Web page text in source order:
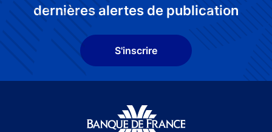
dernières alertes de publication
S'inscrire